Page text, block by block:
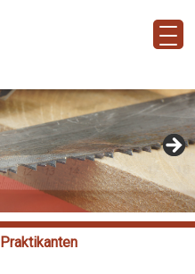
Praktikanten